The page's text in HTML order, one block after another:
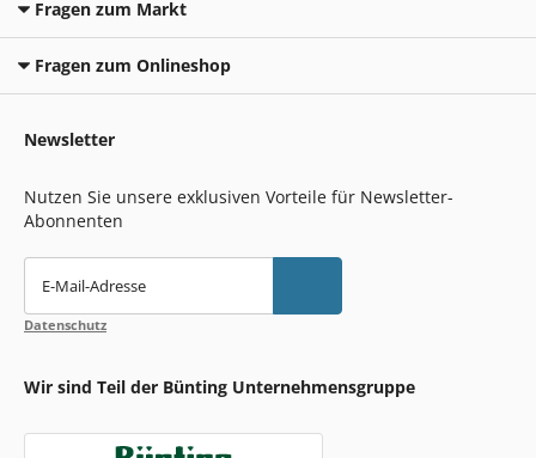
Fragen zum Markt
Fragen zum Onlineshop
Newsletter
Nutzen Sie unsere exklusiven Vorteile für Newsletter-
Abonnenten
E-Mail-Adresse
Datenschutz
Wir sind Teil der Bünting Unternehmensgruppe